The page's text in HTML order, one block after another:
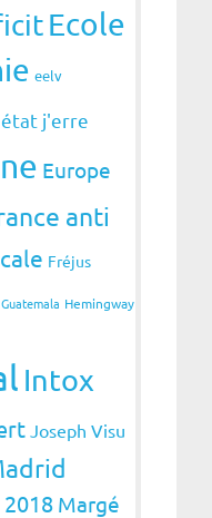
Ecole
eelv
j'erre
Europe
anti
Fréjus
Guatemala Hemingway
Intox
Joseph Visu
Margé